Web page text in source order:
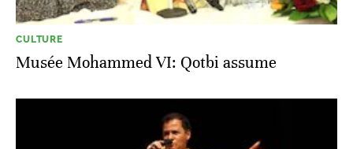
CULTURE
Musée Mohammed VI: Qotbi assume